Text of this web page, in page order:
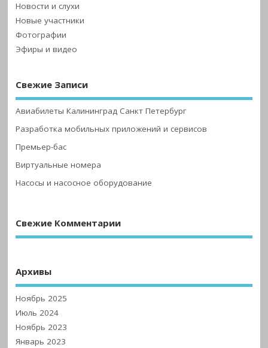
Новости и слухи
Новые участники
Фотографии
Эфиры и видео
Свежие Записи
Авиабилеты Калининград Санкт Петербург
Разработка мобильных приложений и сервисов
Премьер-бас
Виртуальные номера
Насосы и насосное оборудование
Свежие Комментарии
Архивы
Ноябрь 2025
Июль 2024
Ноябрь 2023
Январь 2023